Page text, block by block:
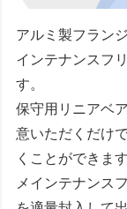
アルミ製フラン
インテナンスフ
す。
保守用リニアベ
意いただくだけ
くことができます
メインテナンス